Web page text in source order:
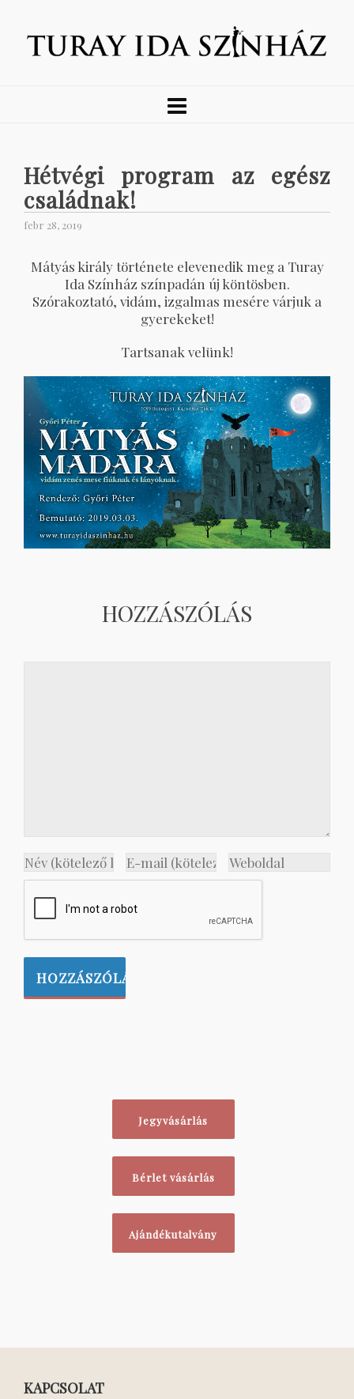
Hétvégi program az egész
családnak!
febr 28, 2019
Mátyás király története elevenedik meg a Turay
Ida Színház színpadán új köntösben.
Szórakoztató, vidám, izgalmas mesére várjuk a
gyerekeket!
Tartsanak velünk!
HOZZÁSZÓLÁS
Jegyvásárlás
Bérlet vásárlás
Ajándékutalvány
KAPCSOLAT